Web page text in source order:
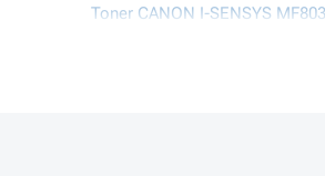
Toner CANON I-SENSYS